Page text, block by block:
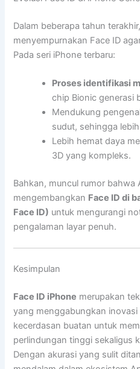
Dalam beberapa tahun
menyempurnakan Face ID
Pada seri iPhone terbaru:
Proses identifikasi
chip Bionic generasi
Mendukung
sudut, sehingga
Lebih hemat daya
3D yang kompleks.
Bahkan, muncul rumor bahwa
mengembangkan Face ID di
Face ID) untuk mengurangi
pengalaman layar penuh.
Kesimpulan
Face ID iPhone merupakan
yang menggabungkan
kecerdasan buatan untuk
perlindungan tinggi sekaligus
Dengan akurasi yang sulit